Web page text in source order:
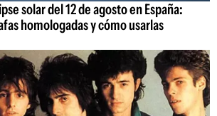
solar del 12 de agosto en España:
homologadas y cómo usarlas